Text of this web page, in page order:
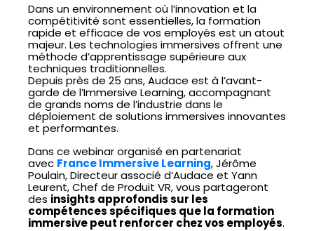
Dans un environnement où l’innovation et la
compétitivité sont essentielles, la formation
rapide et efficace de vos employés est un atout
majeur. Les technologies immersives offrent une
méthode d’apprentissage supérieure aux
techniques traditionnelles.
Depuis près de 25 ans, Audace est à l’avant-
garde de l’Immersive Learning, accompagnant
de grands noms de l’industrie dans le
déploiement de solutions immersives innovantes
et performantes.
Dans ce webinar organisé en partenariat
avec France Immersive Learning, Jérôme
Poulain, Directeur associé d’Audace et Yann
Leurent, Chef de Produit VR, vous partageront
des insights approfondis sur les
compétences spécifiques que la formation
immersive peut renforcer chez vos employés.